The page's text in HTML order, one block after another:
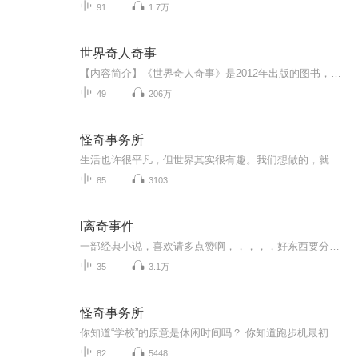
91 1.7万
世界奇人奇事
49 206万
怪奇事务所
85 3103
l离奇事件
35 3.1万
怪奇事务所
82 5448